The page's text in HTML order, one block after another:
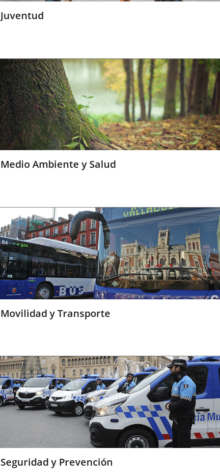
Juventud
Medio Ambiente y Salud
Movilidad y Transporte
Seguridad y Prevención